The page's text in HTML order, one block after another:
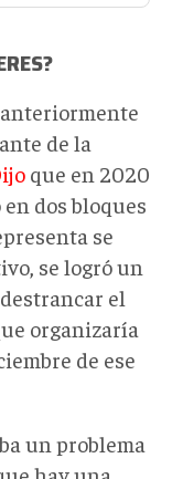
de la
que en 2020
dos bloques
se
se logró un
el
organizaría
de ese
un problema